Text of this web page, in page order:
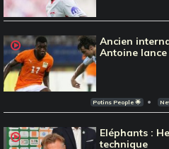
Ancien
Antoine
Potins People 🌟
Eléphants :
technique